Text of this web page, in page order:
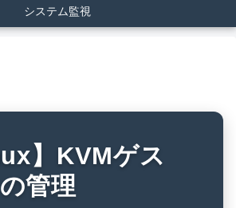
システム監視
】KVMゲス
管理